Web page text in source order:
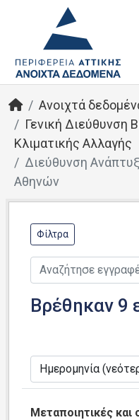
Ανοιχτά
Γενική Διεύθυνση
Κλιματικής Αλλαγής
Διεύθυνση
Αθηνών
Φίλτρα
Βρέθηκαν 9
Μεταποιητικές και